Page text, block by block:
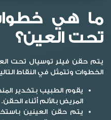
ما هي
تحت العين؟
يتم حقن فيلر توسيال تحت
الخطوات وتتمثل في النقاط
يقوم الطبيب بتخدير
المريض بالألم أثناء الحقن.
يتم حقن العينين